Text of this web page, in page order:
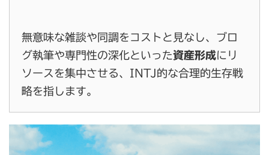
無意味な雑談や同調をコストと見なし、ブロ
グ執筆や専門性の深化といった資産形成にリ
ソースを集中させる、INTJ的な合理的生存戦
略を指します。